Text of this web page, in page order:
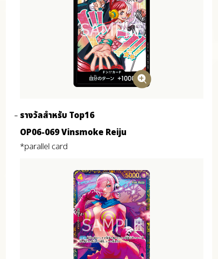
รางวัลสำหรับ Top16
OP06-069 Vinsmoke Reiju
*parallel card